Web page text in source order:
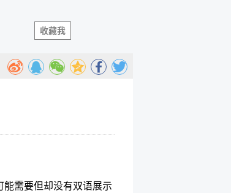
收藏我
需要但却没有双语展示